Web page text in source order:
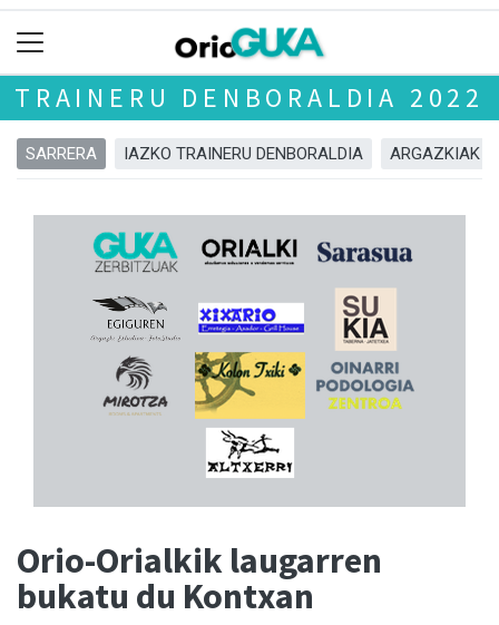
TRAINERU DENBORALDIA 2022
SARRERA IAZKO TRAINERU DENBORALDIA ARGAZKIAK
Orio-Orialkik laugarren
bukatu du Kontxan